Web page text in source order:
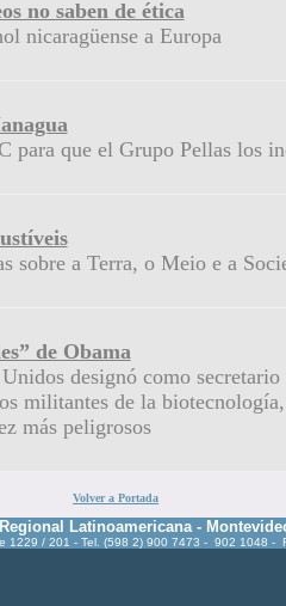
no saben de ética
nicaragüense a Europa
para que el Grupo Pellas los
sobre a Terra, o Meio e a
de Obama
designó como
militantes de la
más peligrosos
Volver a Portada
Latinoamericana -
1229 / 201 - Tel. (598 2) 900 7473 - 902 1048 -